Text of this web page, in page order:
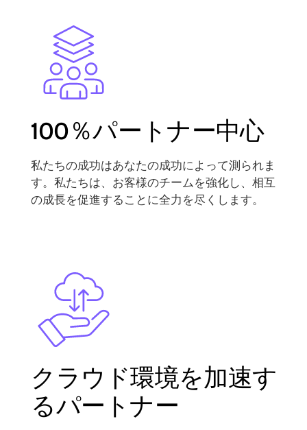
Image
100％パートナー中心
私たちの成功はあなたの成功によって測られま
す。私たちは、お客様のチームを強化し、相互
の成長を促進することに全力を尽くします。
Image
クラウド環境を加速す
るパートナー